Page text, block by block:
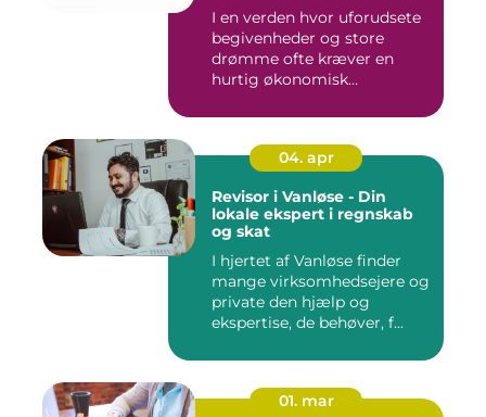
I en verden hvor uforudsete
begivenheder og store
drømme ofte kræver en
hurtig økonomisk
04. apr
Revisor i Vanløse - Din
lokale ekspert i regnskab
og skat
I hjertet af Vanløse finder
mange virksomhedsejere og
private den hjælp og
ekspertise, de behøver, f...
01. mar